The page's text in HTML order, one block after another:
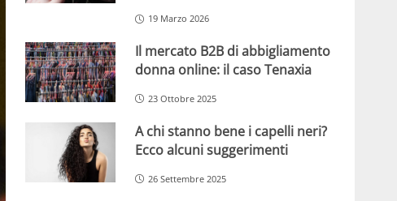
19 Marzo 2026
Il mercato B2B di abbigliamento
donna online: il caso Tenaxia
23 Ottobre 2025
A chi stanno bene i capelli neri?
Ecco alcuni suggerimenti
26 Settembre 2025